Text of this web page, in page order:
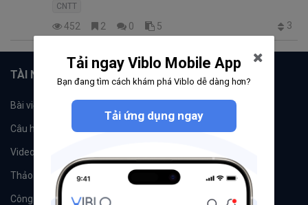
CNTT
452 2 0 5 3
TÀI NGUYÊN
Bài viết
Câu hỏi
Videos
Thảo luận Đề xuất hệ thống
Công cụ Machine Learning
Tải ngay Viblo Mobile App
Bạn đang tìm cách khám phá Viblo dễ dàng hơn?
Tải ứng dụng ngay